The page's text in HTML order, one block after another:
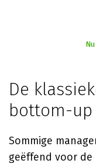
De
bottom-up
Sommige
geëffend voor